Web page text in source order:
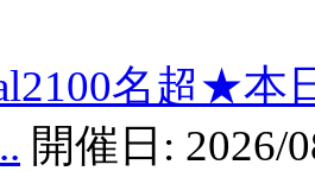
名超★本
開催日: 2026/